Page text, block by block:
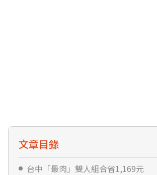
文章目錄
台中「最肉」雙人組合省1,169元